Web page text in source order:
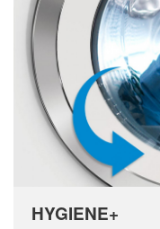
HYGIENE+